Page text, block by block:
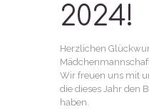
2024!
Herzlichen
Wir freuen uns mit
die dieses Jahr den
haben.